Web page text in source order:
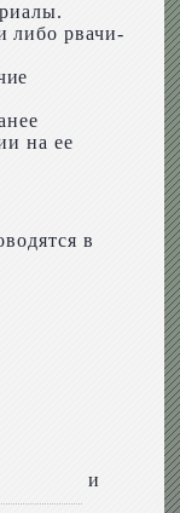
либо рвачи-
на ее
в
и